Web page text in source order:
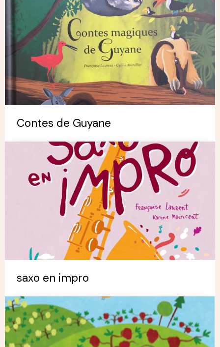
Contes de Guyane
saxo en impro